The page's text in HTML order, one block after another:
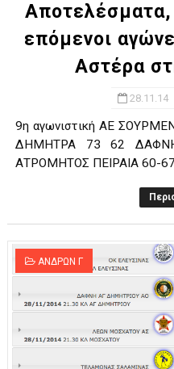
Αποτελέσματα,
επόμενοι
Αστέρα
28.11.14
9η αγωνιστική ΑΕ
ΔΗΜΗΤΡΑ 73 62
ΑΤΡΟΜΗΤΟΣ ΠΕΙΡΑΙΑ 60-
ΑΝΔΡΩΝ Γ